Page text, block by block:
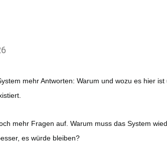
mehr Antworten: Warum und wozu es hier ist
mehr Fragen auf. Warum muss das System
es würde bleiben?